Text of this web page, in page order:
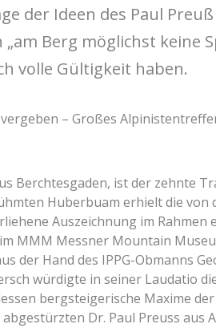
der Ideen des Paul
Berg möglichst keine
volle Gültigkeit haben.
– Großes
Berchtesgaden, ist der zehnte
Huberbuam erhielt die
Auszeichnung im
MMM Messner Mountain
der Hand des IPPG-Obmanns
würdigte in seiner Laudatio
bergsteigerische Maxime
Dr. Paul Preuss aus